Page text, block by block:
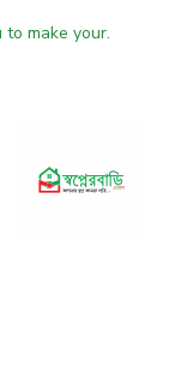
make your.